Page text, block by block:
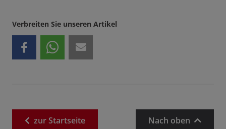
Verbreiten Sie unseren Artikel
zurStartseite Nach oben